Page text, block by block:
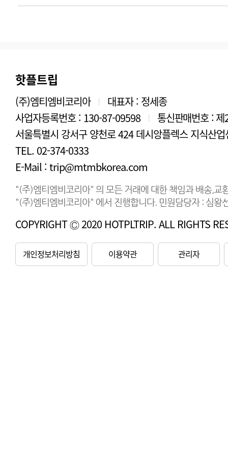
핫플트립
(주)엠티엠비코리아 |
대표자 : 정세종
사업자등록번호 : 130-87-09598
|
통신판매번호 :
서울특별시 강서구 양천로 424 데시앙플렉스 지식산
TEL. 02-374-0333
E-Mail : trip@mtmbkorea.com
"(주)엠티엠비코리아" 의 모든 거래에 대한 책임과 배송,교
"(주)엠티엠비코리아" 에서 진행합니다. 민원담당자 : 심
COPYRIGHT Ⓒ 2020 HOTPLTRIP. ALL RIGHTS
개인정보처리방침 이용약관 관리자